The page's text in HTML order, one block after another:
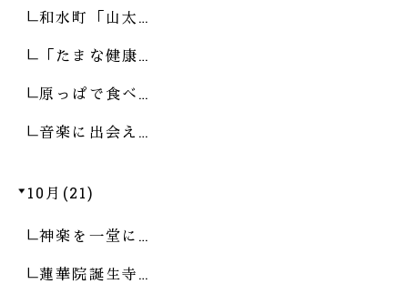
和水町「山太…
「たまな健康…
原っぱで食べ…
音楽に出会え…
10月(21)
神楽を一堂に…
蓮華院誕生寺…